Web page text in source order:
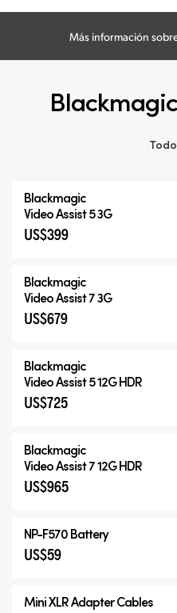
Más información
Blackmagic
Blackmagic
Blackmagic
Video Assist 5 3G
US$399
Blackmagic
Video Assist 7 3G
US$679
Blackmagic
Video Assist 5 12G HDR
US$725
Blackmagic
Video Assist 7 12G HDR
US$965
NP-F570 Battery
US$59
Mini XLR Adapter Cables